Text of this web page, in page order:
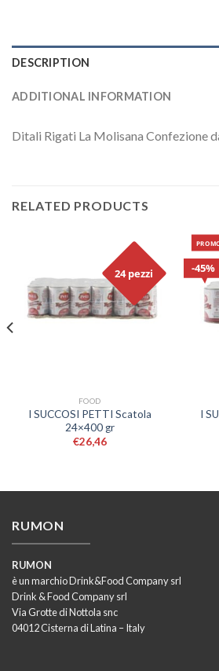
DESCRIPTION
ADDITIONAL INFORMATION
Ditali Rigati La Molisana Confezione
RELATED PRODUCTS
24 pezzi
FOOD
I SUCCOSI PETTI Scatola
24×400 gr
€26,46
45%
I
RUMON
RUMON
è un marchio Drink&Food Company srl
Drink & Food Company srl
Via Grotte di Nottola snc
04012 Cisterna di Latina – Italy